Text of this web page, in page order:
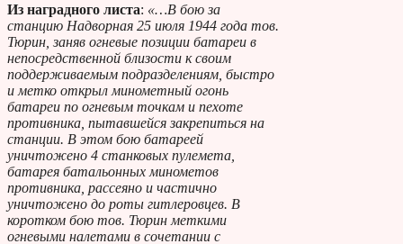
Из наградного листа: «…В бою за
станцию Надворная 25 июля 1944 года тов.
Тюрин, заняв огневые позиции батареи в
непосредственной близости к своим
поддерживаемым подразделениям, быстро
и метко открыл минометный огонь
батареи по огневым точкам и пехоте
противника, пытавшейся закрепиться на
станции. В этом бою батареей
уничтожено 4 станковых пулемета,
батарея батальонных минометов
противника, рассеяно и частично
уничтожено до роты гитлеровцев. В
коротком бою тов. Тюрин меткими
огневыми налетами в сочетании с